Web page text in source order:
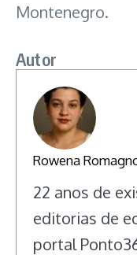
Montenegro.
Autor
Rowena
22 anos de
editorias de
portal